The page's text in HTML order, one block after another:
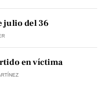
julio del 36
en víctima